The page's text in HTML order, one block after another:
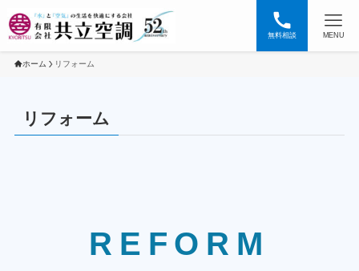
無料相談 MENU
ホーム リフォーム
リフォーム
REFORM